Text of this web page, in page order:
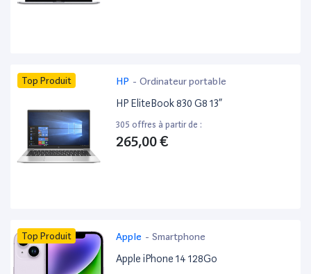
Top Produit HP - Ordinateur portable
HP EliteBook 830 G8 13”
305 offres à partir de :
265,00 €
Top Produit Apple - Smartphone
Apple iPhone 14 128Go